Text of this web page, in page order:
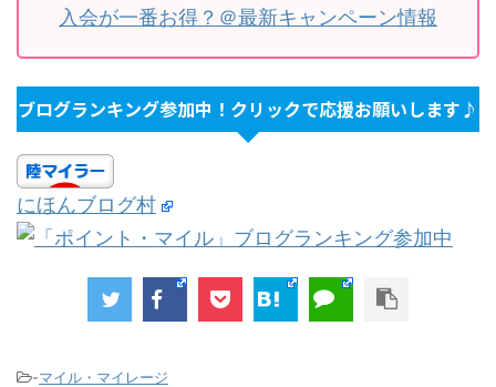
入会が一番お得？＠最新キャンペーン情報
ブログランキング参加中！クリックで応援お願いします♪
にほんブログ村
-マイル・マイレージ